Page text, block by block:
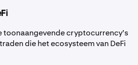
toonaangevende cryptocurrency's
die het ecosysteem van DeFi